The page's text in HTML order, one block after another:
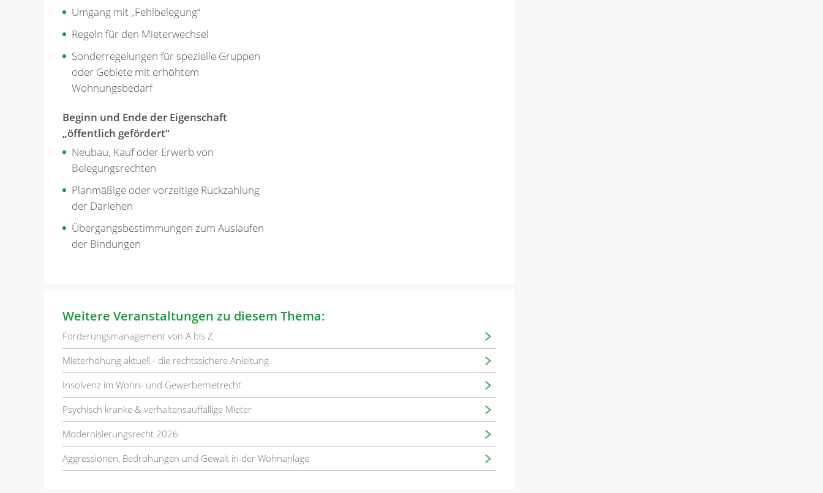
Umgang mit „Fehlbelegung“
Regeln für den Mieterwechsel
Sonderregelungen für spezielle Gruppen
oder Gebiete mit erhöhtem
Wohnungsbedarf
Beginn und Ende der Eigenschaft
„öffentlich gefördert“
Neubau, Kauf oder Erwerb von
Belegungsrechten
Planmäßige oder vorzeitige Rückzahlung
der Darlehen
Übergangsbestimmungen zum Auslaufen
der Bindungen
Weitere Veranstaltungen zu diesem Thema:
Forderungsmanagement von A bis Z
Mieterhöhung aktuell - die rechtssichere Anleitung
Insolvenz im Wohn- und Gewerbemietrecht
Psychisch kranke & verhaltensauffällige Mieter
Modernisierungsrecht 2026
Aggressionen, Bedrohungen und Gewalt in der Wohnanlage